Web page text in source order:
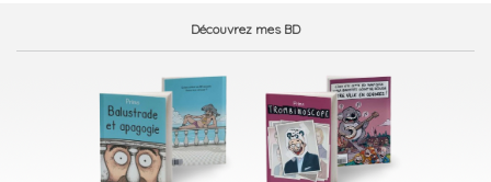
Découvrez mes BD